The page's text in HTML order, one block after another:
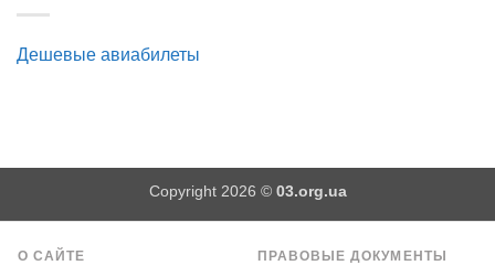
Дешевые авиабилеты
Copyright 2026 © 03.org.ua
О САЙТЕ ПРАВОВЫЕ ДОКУМЕНТЫ